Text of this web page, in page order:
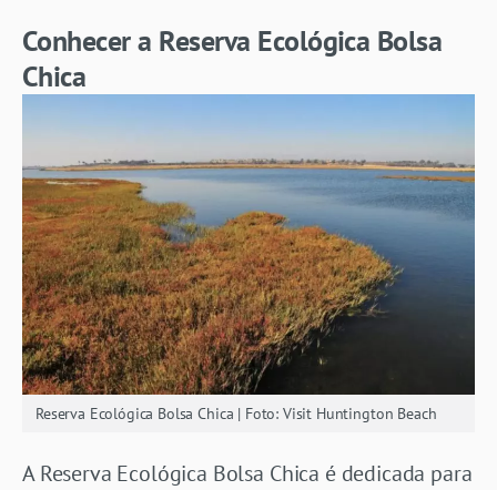
Conhecer a Reserva Ecológica Bolsa
Chica
Reserva Ecológica Bolsa Chica | Foto: Visit Huntington Beach
A Reserva Ecológica Bolsa Chica é dedicada para